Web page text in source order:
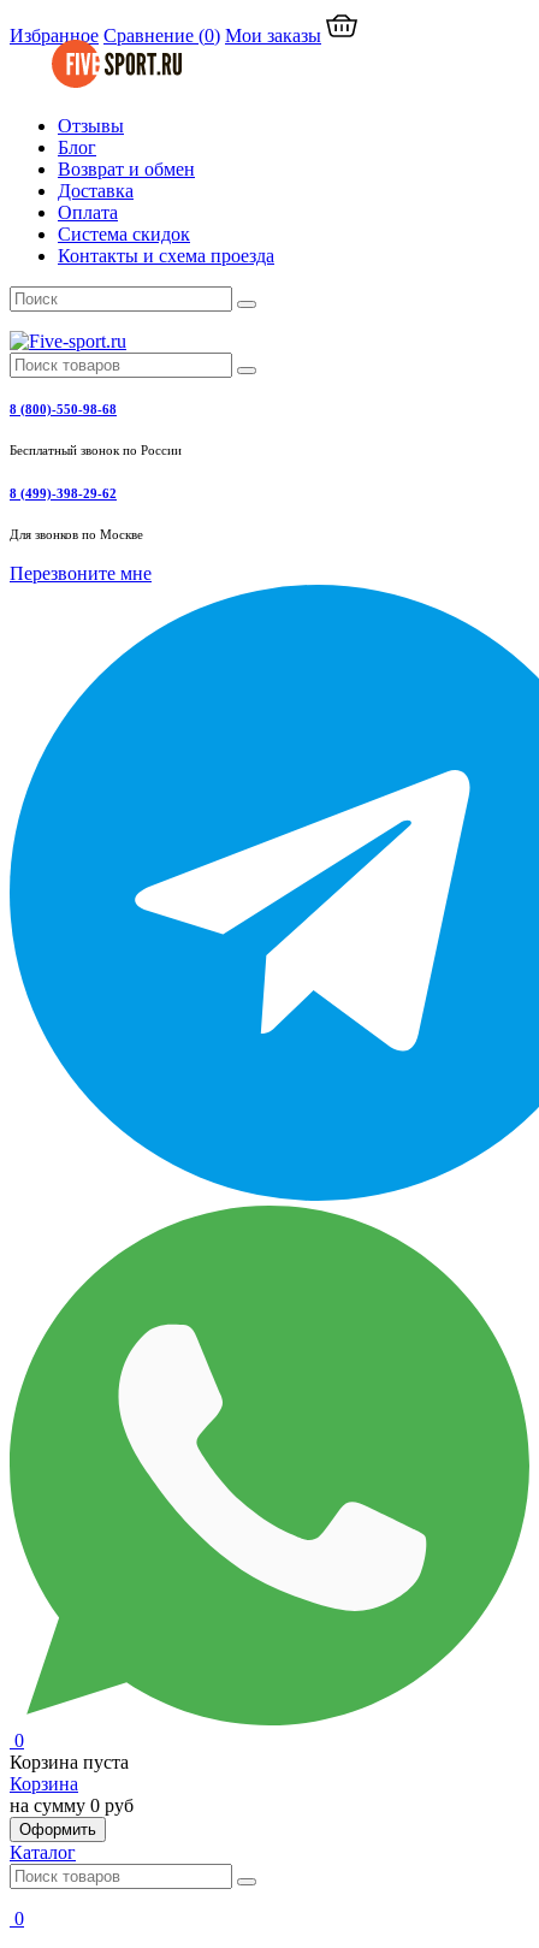
Избранное Сравнение (0) Мои заказы
Отзывы
Блог
Возврат и обмен
Доставка
Оплата
Система скидок
Контакты и схема проезда
8 (800)-550-98-68
Бесплатный звонок по России
8 (499)-398-29-62
Для звонков по Москве
Перезвоните мне
0
Корзина пуста
Корзина
на сумму 0 руб
Оформить
Каталог
0